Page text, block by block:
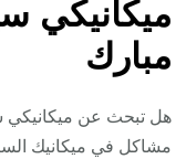
ميكانيكي
مبارك
هل تبحث عن ميكانيكي
مشاكل في ميكانيك